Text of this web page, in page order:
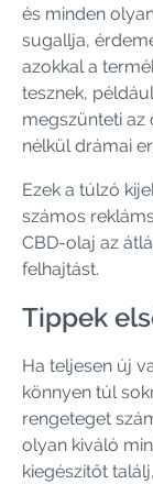
és minden
sugallja,
azokkal a
tesznek,
megszünteti az
nélkül drámai
Ezek a túlzó
számos
CBD-olaj az
felhajtást.
Tippek
Ha teljesen új
könnyen túl
rengeteget
olyan kiváló
kiegészítőt